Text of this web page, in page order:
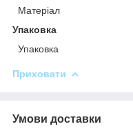
Матеріал
Упаковка
Упаковка
Приховати
Умови доставки